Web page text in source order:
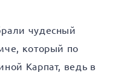
чудесный
который по
Карпат, ведь в